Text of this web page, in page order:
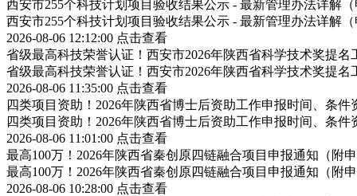
西安市255个科技计划项目验收结果公示 - 最新管理办法详解
西安市255个科技计划项目验收结果公示 - 最新管理办法详解
2026-08-06 12:12:00 点击查看
省级最高科技荣誉认证！西安市2026年陕西省科学技术奖提
省级最高科技荣誉认证！西安市2026年陕西省科学技术奖提
2026-08-06 11:35:00 点击查看
四类项目资助！2026年陕西省博士后资助工作申报时间、条件
四类项目资助！2026年陕西省博士后资助工作申报时间、条件
2026-08-06 11:01:00 点击查看
最高100万！2026年陕西省秦创原四链融合项目申报通知（附
最高100万！2026年陕西省秦创原四链融合项目申报通知（附
2026-08-06 10:28:00 点击查看